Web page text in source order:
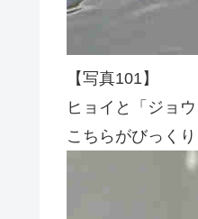
【写真101】
ヒョイと「ジョ
こちらがびっく